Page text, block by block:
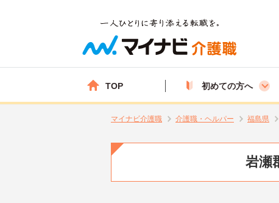
TOP 初めての方へ
マイナビ介護職 介護職・ヘルパー 福島県
岩瀬